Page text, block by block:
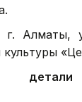
г. Алматы,
детали